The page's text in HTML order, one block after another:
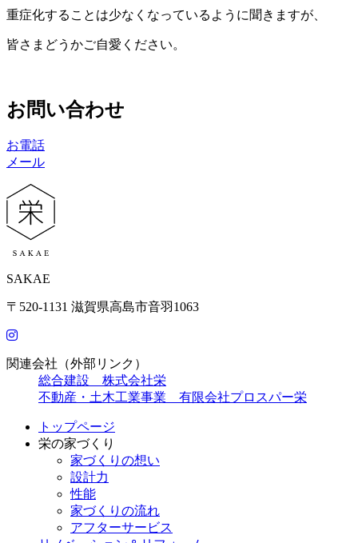
重症化することは少なくなっているように聞きますが、
皆さまどうかご自愛ください。
お問い合わせ
お電話
メール
SAKAE
〒520-1131 滋賀県高島市音羽1063
関連会社（外部リンク）
総合建設 株式会社栄
不動産・土木工業事業 有限会社プロスパー栄
トップページ
栄の家づくり
家づくりの想い
設計力
性能
家づくりの流れ
アフターサービス